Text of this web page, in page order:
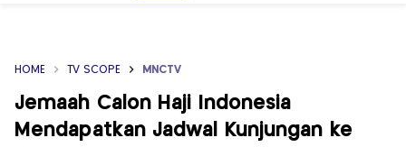
HOME TV SCOPE MNCTV
Jemaah Calon Haji Indonesia
Mendapatkan Jadwal Kunjungan ke